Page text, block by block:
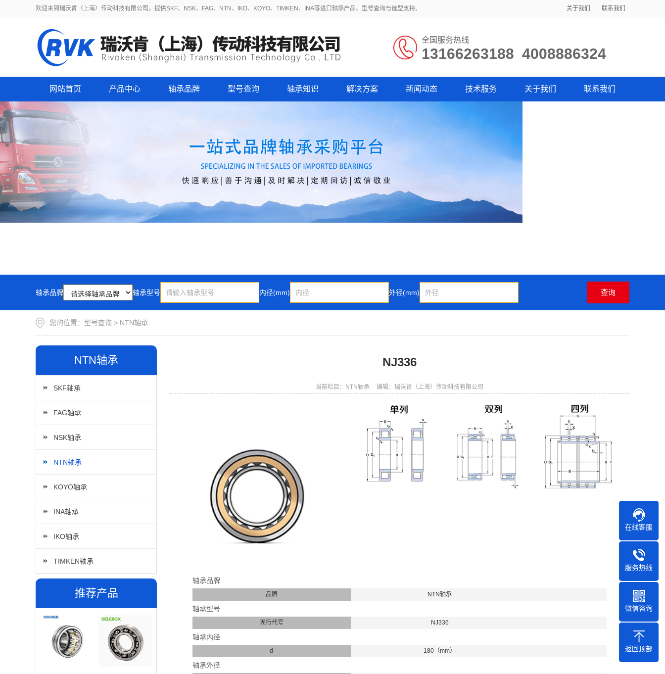
欢迎来到瑞沃肯（上海）传动科技有限公司，提供SKF、NSK、FAG、NTN、IKO、KOYO、TIMKEN、INA等进口轴承产品、型号查询与选型支持。 关于我们 联系我们
全国服务热线
13166263188 4008886324
网站首页 产品中心 轴承品牌 型号查询 轴承知识 解决方案 新闻动态 技术服务 关于我们 联系我们
轴承品牌 轴承型号 内径(mm) 外径(mm)
您的位置： 型号查询 > NTN轴承
NTN轴承
SKF轴承
FAG轴承
NSK轴承
NTN轴承
KOYO轴承
INA轴承
IKO轴承
TIMKEN轴承
推荐产品
NJ336
当前栏目：NTN轴承 编辑：瑞沃肯（上海）传动科技有限公司
轴承品牌
品牌 NTN轴承
轴承型号
现行代号 NJ336
轴承内径
d 180（mm）
轴承外径
在线客服
服务热线
微信咨询
返回顶部